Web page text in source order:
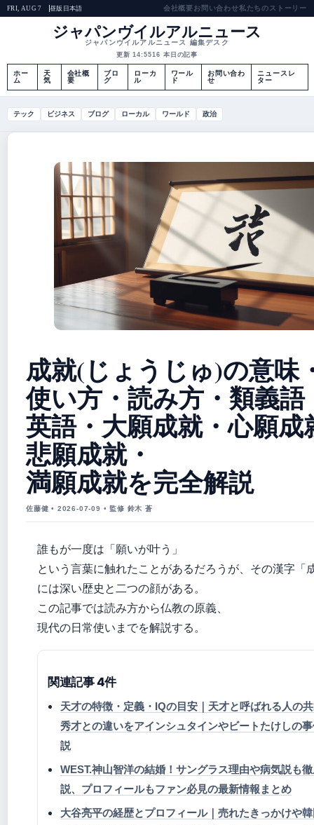
FRI, AUG 7 昼版 日本語 会社概要お問い合わせ私たちのストーリー
ジャパンヴイルアルニュース
ジャパンヴイルアルニュース 編集デスク
更新 14:5516 本日の記事
ホー
ム
天
気
会社概
要
ブロ
グ
ローカ
ル
ワール
ド
お問い合わ
せ
ニュースレ
ター
テック ビジネス ブログ ローカル ワールド 政治
成就(じょうじゅ)の意味
使い方・読み方・類義語
英語・大願成就・心願成
悲願成就・
満願成就を完全解説
佐藤健 • 2026-07-09 • 監修 鈴木 蒼
誰もが一度は「願いが叶う」
という言葉に触れたことがあるだろうが、その漢字「
には深い歴史と二つの顔がある。
この記事では読み方から仏教の原義、
現代の日常使いまでを解説する。
関連記事 4件
天才の特徴・定義・IQの目安｜天才と呼ばれる人の
秀才との違いをアインシュタインやビートたけしの
説
WEST.神山智洋の結婚！サングラス理由や病気説も
説、プロフィールもファン必見の最新情報まとめ
大谷亮平の経歴とプロフィール｜売れたきっかけや